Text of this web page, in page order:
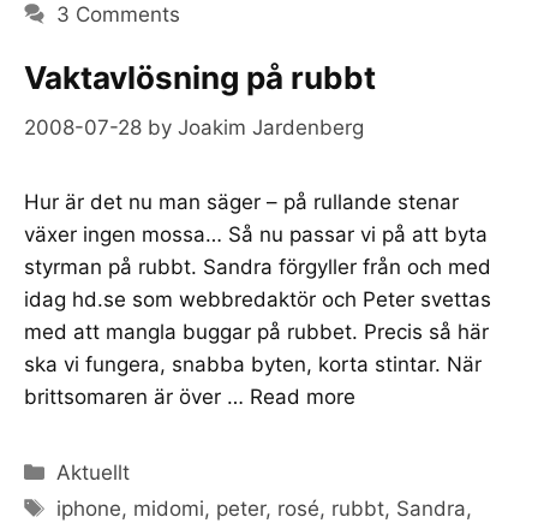
3 Comments
Vaktavlösning på rubbt
2008-07-28 by Joakim Jardenberg
Hur är det nu man säger – på rullande stenar
växer ingen mossa… Så nu passar vi på att byta
styrman på rubbt. Sandra förgyller från och med
idag hd.se som webbredaktör och Peter svettas
med att mangla buggar på rubbet. Precis så här
ska vi fungera, snabba byten, korta stintar. När
brittsomaren är över … Read more
Categories
Aktuellt
Tags
iphone, midomi, peter, rosé, rubbt, Sandra,